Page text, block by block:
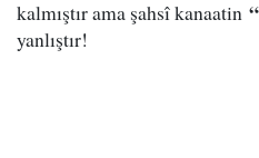
kalmıştır ama şahsî kanaatin
yanlıştır!